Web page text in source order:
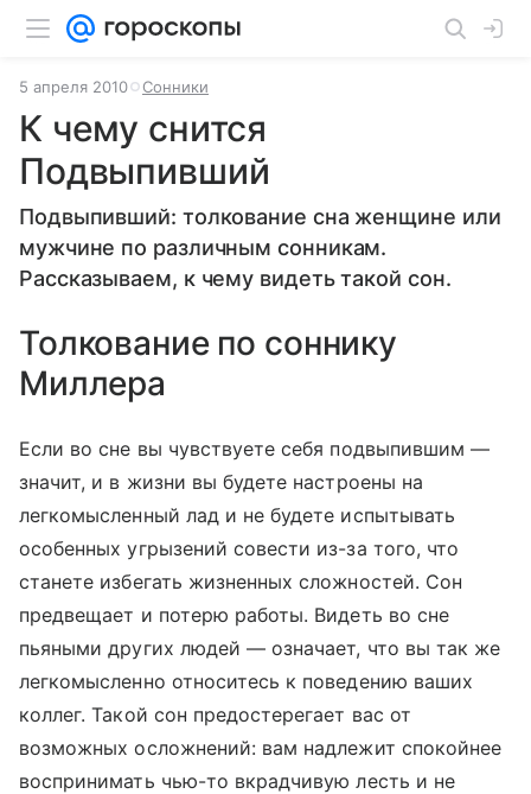
5 апреля 2010 Сонники
К чему снится
Подвыпивший
Подвыпивший: толкование сна женщине или
мужчине по различным сонникам.
Рассказываем, к чему видеть такой сон.
Толкование по соннику
Миллера
Если во сне вы чувствуете себя подвыпившим —
значит, и в жизни вы будете настроены на
легкомысленный лад и не будете испытывать
особенных угрызений совести из-за того, что
станете избегать жизненных сложностей. Сон
предвещает и потерю работы. Видеть во сне
пьяными других людей — означает, что вы так же
легкомысленно относитесь к поведению ваших
коллег. Такой сон предостерегает вас от
возможных осложнений: вам надлежит спокойнее
воспринимать чью-то вкрадчивую лесть и не